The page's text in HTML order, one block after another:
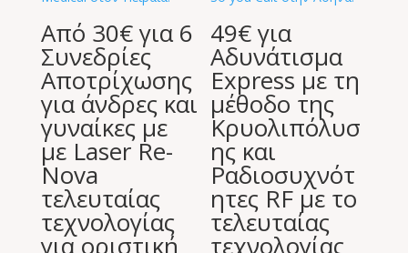
Από 30€ για 6
Συνεδρίες
Aποτρίχωσης
για άνδρες και
γυναίκες με
με Laser Re-
Nova
τελευταίας
τεχνολογίας
για οριστική
49€ για
Αδυνάτισμα
Express με τη
μέθοδο της
Κρυολιπόλυσ
ης και
Ραδιοσυχνότ
ητες RF με το
τελευταίας
τεχνολογίας